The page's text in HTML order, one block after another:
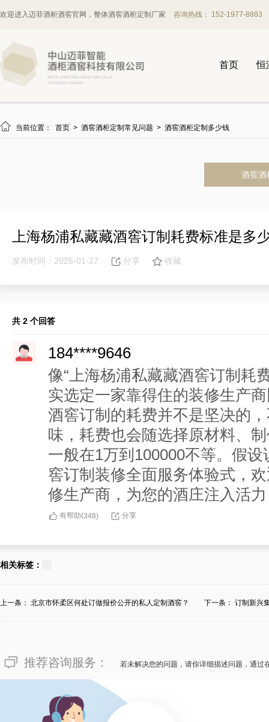
欢迎进入迈菲酒柜酒窖官网，整体酒窖酒柜定制厂家 咨询热线： 152-1977-8883
首页 恒
 当前位置： 首页 > 酒窖酒柜定制常见问题 > 酒窖酒柜定制多少钱
酒窖酒
上海杨浦私藏藏酒窖订制耗费标准是多
发布时间：2025-01-27 分享 收藏
共 2 个回答
184****9646
像“上海杨浦私藏藏酒窖订制耗
实选定一家靠得住的装修生产
酒窖订制的耗费并不是坚决的
味，耗费也会随选择原材料、
一般在1万到100000不等。假
窖订制装修全面服务体验式，
修生产商，为您的酒庄注入活
有帮助(348) 分享
131****9602
海杨浦靠得住的私藏藏酒窖装
馈：清晰把握私藏藏酒窖的耗
合酒庄所需的私藏藏酒窖的装
差。假设说您也盼望订制私藏
酒柜酒窖装修生产商，确保无
务和出众的答复！
相关标签：
上一条： 北京市怀柔区何处订做报价公开的私人定制酒窖？ 下一条： 订制新兴
推荐咨询服务： 若未解决您的问题，请你详细描述问题，通过